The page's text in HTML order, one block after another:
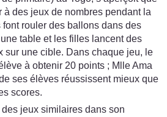
des jeux de nombres pendant la
rouler des ballons dans des
table et les filles lancent des
sur une cible. Dans chaque jeu, le
à obtenir 20 points ; Mlle Ama
ses élèves réussissent mieux que
scores.
jeux similaires dans son